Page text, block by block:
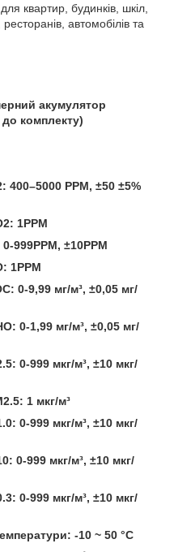
квартир, будинків, шкіл,
автомобілів та
акумулятор
комплекту)
400–5000 PPM, ±50 ±5%
1PPM
999PPM, ±10PPM
1PPM
0-9,99 мг/м³, ±0,05 мг/
0-1,99 мг/м³, ±0,05 мг/
0-999 мкг/м³, ±10 мкг/
1 мкг/м³
0-999 мкг/м³, ±10 мкг/
0-999 мкг/м³, ±10 мкг/
0-999 мкг/м³, ±10 мкг/
-10 ~ 50 °C